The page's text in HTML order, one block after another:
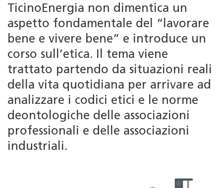
TicinoEnergia non dimentica un
aspetto fondamentale del “lavorare
bene e vivere bene” e introduce un
corso sull’etica. Il tema viene
trattato partendo da situazioni reali
della vita quotidiana per arrivare ad
analizzare i codici etici e le norme
deontologiche delle associazioni
professionali e delle associazioni
industriali.